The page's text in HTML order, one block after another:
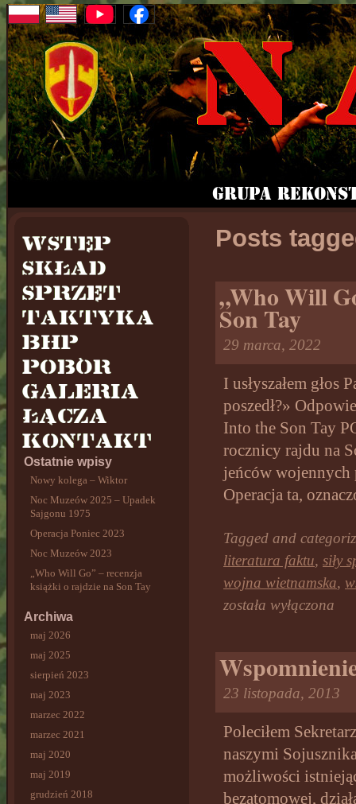
Ostatnie wpisy
Nowy kolega – Wiktor
Noc Muzeów 2025 – Upadek
Sajgonu 1975
Operacja Poniec 2023
Noc Muzeów 2023
„Who Will Go” – recenzja
książki o rajdzie na Son Tay
Archiwa
maj 2026
maj 2025
sierpień 2023
maj 2023
marzec 2022
marzec 2021
maj 2020
maj 2019
grudzień 2018
Posts
„Who Will
Son Tay
29 marca, 2022
I usłyszałem głos
poszedł?»
Into the Son Tay
rocznicy rajdu na
jeńców wojennych
Operacja ta,
Tagged and
literatura faktu, siły
wojna wietnamska,
została wyłączona
23 listopada, 2013
Poleciłem
naszymi
możliwości
bezatomowej,